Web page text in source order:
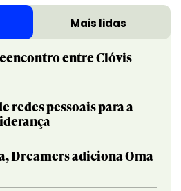
Mais lidas
entre Clóvis
redes pessoais para a
Dreamers adiciona Oma